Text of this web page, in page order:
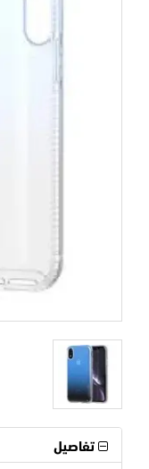
تفاصيل